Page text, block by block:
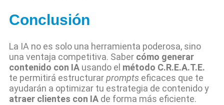
Conclusión
La IA no es solo una herramienta poderosa, sino
una ventaja competitiva. Saber cómo generar
contenido con IA usando el método C.R.E.A.T.E.
te permitirá estructurarprompts eficaces que te
ayudarán a optimizar tu estrategia de contenido y
atraer clientes con IA de forma más eficiente.